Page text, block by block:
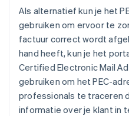
Als alternatief kun je het
gebruiken om ervoor te
factuur correct wordt
hand heeft, kun je het
Certified Electronic Mail
gebruiken om het PEC-
professionals te traceren
informatie over je klant in